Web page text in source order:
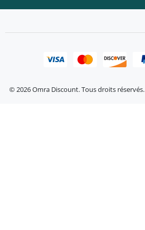
© 2026 Omra Discount. Tous droits réservés.